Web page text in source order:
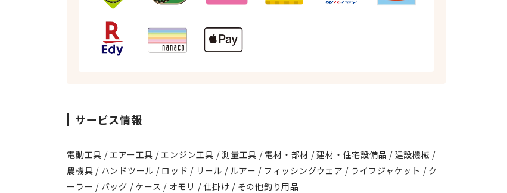
サービス情報
電動工具 / エアー工具 / エンジン工具 / 測量工具 / 電材・部材 / 建材・住宅設備品 / 建設機械 /
農機具 / ハンドツール / ロッド / リール / ルアー / フィッシングウェア / ライフジャケット / ク
ーラー / バッグ / ケース / オモリ / 仕掛け / その他釣り用品